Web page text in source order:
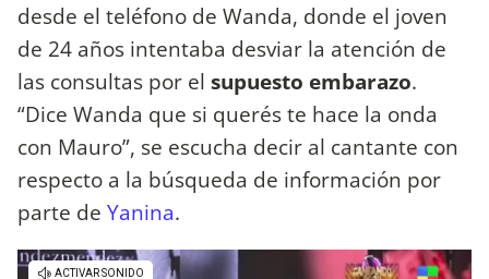
desde el teléfono de Wanda, donde el joven
de 24 años intentaba desviar la atención de
las consultas por el supuesto embarazo.
“Dice Wanda que si querés te hace la onda
con Mauro”, se escucha decir al cantante con
respecto a la búsqueda de información por
parte de Yanina.